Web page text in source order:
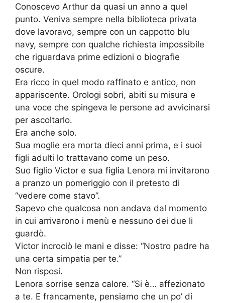
Conoscevo Arthur da quasi un anno a quel
punto. Veniva sempre nella biblioteca privata
dove lavoravo, sempre con un cappotto blu
navy, sempre con qualche richiesta impossibile
che riguardava prime edizioni o biografie
oscure.
Era ricco in quel modo raffinato e antico, non
appariscente. Orologi sobri, abiti su misura e
una voce che spingeva le persone ad avvicinarsi
per ascoltarlo.
Era anche solo.
Sua moglie era morta dieci anni prima, e i suoi
figli adulti lo trattavano come un peso.
Suo figlio Victor e sua figlia Lenora mi invitarono
a pranzo un pomeriggio con il pretesto di
“vedere come stavo”.
Sapevo che qualcosa non andava dal momento
in cui arrivarono i menù e nessuno dei due li
guardò.
Victor incrociò le mani e disse: “Nostro padre ha
una certa simpatia per te.”
Non risposi.
Lenora sorrise senza calore. “Si è… affezionato
a te. E francamente, pensiamo che un po’ di